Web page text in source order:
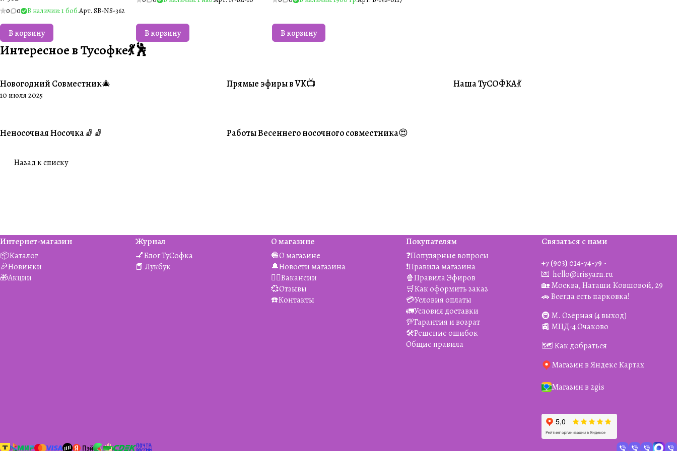
0 0 В наличии: 1 боб.Арт. SB-NS-362
В корзину В корзину В корзину
Интересное в Тусофке💃🕺
#Совместники
Новогодний Совместник🎄
10 июля 2025
#Житуха
Прямые эфиры в VK📺 #Совместники
Наша ТуСОФКА💃
#Ваше творчество
Неносочная Носочка🧦🧦 #Ваше творчество
Работы Весеннего носочного совместника😍
Назад к списку
Интернет-магазин
📦Каталог
🎉Новинки
🎁Акции
Журнал
💅Блог ТуСофка
📕 Лукбук
О магазине
🧶О магазине
🔔Новости магазина
👯‍♀️Вакансии
💞Отзывы
☎️Контакты
Покупателям
❓Популярные вопросы
❗️Правила магазина
🍿Правила Эфиров
🛒Как оформить заказ
💳Условия оплаты
🚛Условия доставки
💯Гарантия и возрат
🛠️Решение ошибок
Общие правила
Связаться с нами
+7 (903) 014-74-79‬
💌 hello@irisyarn.ru
🏡 Москва, Наташи Ковшовой, 29
🚗 Всегда есть парковка!
🚇 М. Озёрная (4 выход)
🚉 МЦД-4 Очаково
🗺️ Как добраться
Магазин в Яндекс Картах
Магазин в 2gis